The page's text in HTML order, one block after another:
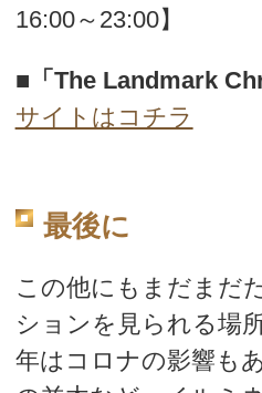
16:00～23:00】
■ 「The Landmark
サイトはコチラ
最後に
この他にもまだまだ
ションを見られる場
年はコロナの影響も